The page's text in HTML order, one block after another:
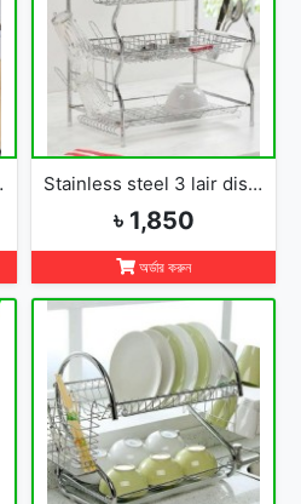
Organizer Stainless steel 3 lair dish rack
৳ 1,850
অর্ডার করুন